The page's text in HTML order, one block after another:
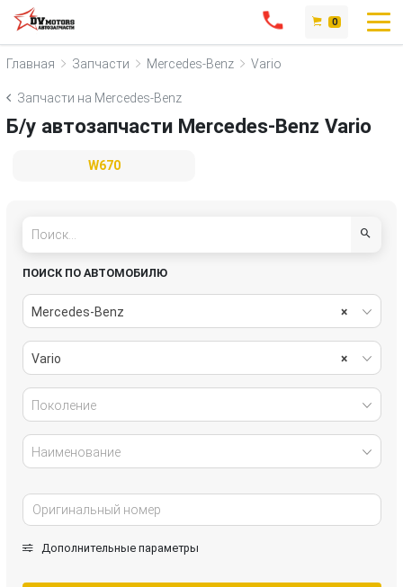
0
Главная Запчасти Mercedes-Benz Vario
Запчасти на Mercedes-Benz
Б/у автозапчасти Mercedes-Benz Vario
W670
ПОИСК ПО АВТОМОБИЛЮ
×
Mercedes-Benz
×
Vario
Поколение
Наименование
Дополнительные параметры